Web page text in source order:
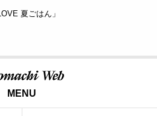
夏ごはん」
MENU